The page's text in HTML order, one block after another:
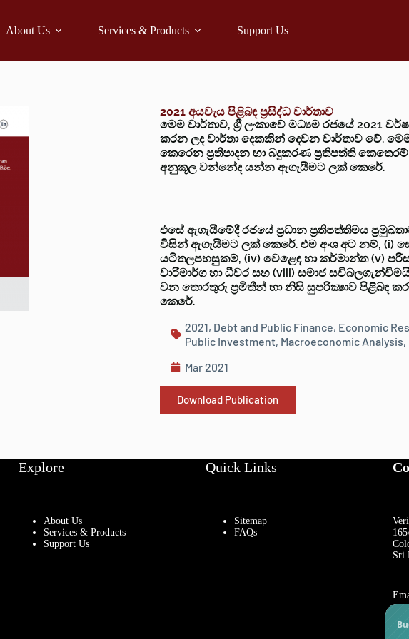
About Us Services & Products Support Us
2021 අයවැය පිළිබඳ ප්‍රසිද්ධ වාර්තාව
මෙම වාර්තාව, ශ්‍රී ලංකාවේ මධ්‍යම රජයේ 2021
කරන ලද වාර්තා දෙකකින් දෙවන වාර්තාව වේ.
කෙරෙන ප්‍රතිපාදන හා බදුකරණ ප්‍රතිපත්ති
අනුකූල වන්නේද යන්න ඇගැයීමට ලක් කෙරේ.
එසේ ඇගැයීමේදී රජයේ ප්‍රධාන ප්‍රතිපත්තිමය
විසින් ඇගැයීමට ලක් කෙරේ. එම අංශ අට නම්, (i)
යටිතලපහසුකම්, (iv) වෙළෙඳ හා කර්මාන්ත (v)
වාරිමාර්ග හා ධීවර සහ (viii) සමාජ
වන තොරතුරු ප්‍රමිතීන් හා නිසි සුපරික්‍ෂාව පිළිබඳ
කෙරේ.
2021, Debt and Public Finance, Economic
Public Investment, Macroeconomic Analysis,
Mar 2021
Download Publication
Explore
About Us
Services & Products
Support Us
Quick Links
Sitemap
FAQs
Sri